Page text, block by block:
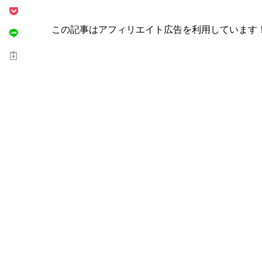
この記事はアフィリエイト広告を利用しています